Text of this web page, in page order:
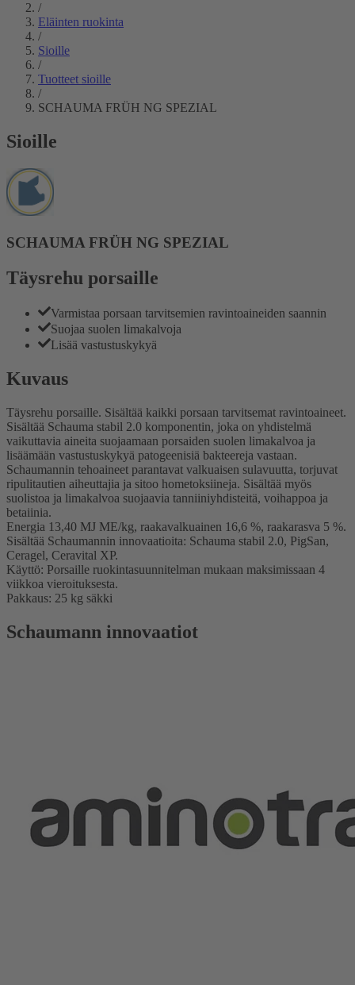
/
Eläinten ruokinta
/
Sioille
/
Tuotteet sioille
/
SCHAUMA FRÜH NG SPEZIAL
Sioille
SCHAUMA FRÜH NG SPEZIAL
Täysrehu porsaille
Varmistaa porsaan tarvitsemien ravintoaineiden saannin
Suojaa suolen limakalvoja
Lisää vastustuskykyä
Kuvaus
Täysrehu porsaille. Sisältää kaikki porsaan tarvitsemat ravintoaineet.
Sisältää Schauma stabil 2.0 komponentin, joka on yhdistelmä
vaikuttavia aineita suojaamaan porsaiden suolen limakalvoa ja
lisäämään vastustuskykyä patogeenisiä bakteereja vastaan.
Schaumannin tehoaineet parantavat valkuaisen sulavuutta, torjuvat
ripulitautien aiheuttajia ja sitoo hometoksiineja. Sisältää myös
suolistoa ja limakalvoa suojaavia tanniiniyhdisteitä, voihappoa ja
betaiinia.
Energia 13,40 MJ ME/kg, raakavalkuainen 16,6 %, raakarasva 5 %.
Sisältää Schaumannin innovaatioita: Schauma stabil 2.0, PigSan,
Ceragel, Ceravital XP.
Käyttö: Porsaille ruokintasuunnitelman mukaan maksimissaan 4
viikkoa vieroituksesta.
Pakkaus: 25 kg säkki
Schaumann innovaatiot